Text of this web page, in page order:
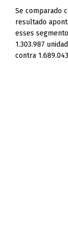
Se comparado
resultado
esses
1.303.987
contra